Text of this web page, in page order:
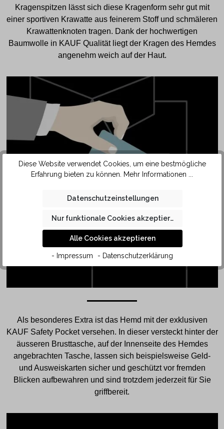
Kragenspitzen lässt sich diese Kragenform sehr gut mit
einer sportiven Krawatte aus feinerem Stoff und schmäleren
Krawattenknoten tragen. Dank der hochwertigen
Baumwolle in KAUF Qualität liegt der Kragen des Hemdes
angenehm weich auf der Haut.
SAFETY
POCKET
Als besonderes Extra ist das Hemd mit der exklusiven
KAUF Safety Pocket versehen. In dieser versteckt hinter der
äusseren Brusttasche, auf der Innenseite des Hemdes
angebrachten Tasche, lassen sich beispielsweise Geld-
und Ausweiskarten sicher und geschützt vor fremden
Blicken aufbewahren und sind trotzdem jederzeit für Sie
griffbereit.
Diese Website verwendet Cookies, um eine bestmögliche
Erfahrung bieten zu können. Mehr Informationen ...
Datenschutzeinstellungen
Nur funktionale Cookies akzeptieren
Alle Cookies akzeptieren
- Impressum - Datenschutzerklärung